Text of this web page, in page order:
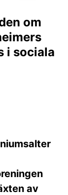
om
i sociala
av